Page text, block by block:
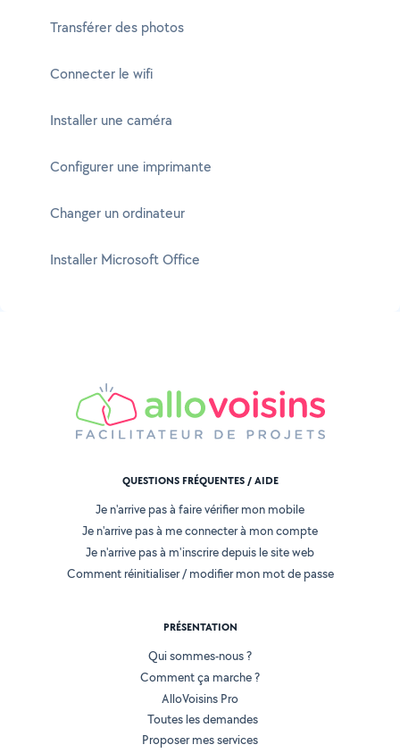
Transférer des photos
Connecter le wifi
Installer une caméra
Configurer une imprimante
Changer un ordinateur
Installer Microsoft Office
QUESTIONS FRÉQUENTES / AIDE
Je n'arrive pas à faire vérifier mon mobile
Je n'arrive pas à me connecter à mon compte
Je n'arrive pas à m'inscrire depuis le site web
Comment réinitialiser / modifier mon mot de passe
PRÉSENTATION
Qui sommes-nous ?
Comment ça marche ?
AlloVoisins Pro
Toutes les demandes
Proposer mes services